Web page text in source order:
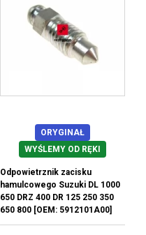
ORYGINAŁ
WYŚLEMY OD RĘKI
Odpowietrznik zacisku
hamulcowego Suzuki DL 1000
650 DRZ 400 DR 125 250 350
650 800 [OEM: 5912101A00]